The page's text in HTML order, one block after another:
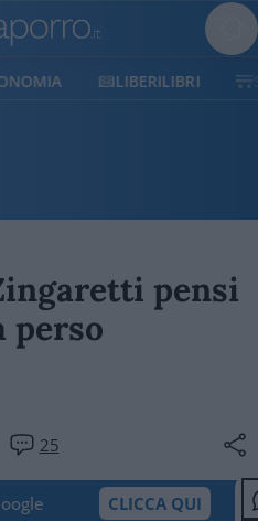
SHOP SOSTIENICI
pensi
perso
25
CLICCA QUI